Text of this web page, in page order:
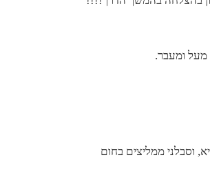
מעל ומעבר.
וסבלני ממליצים בחום